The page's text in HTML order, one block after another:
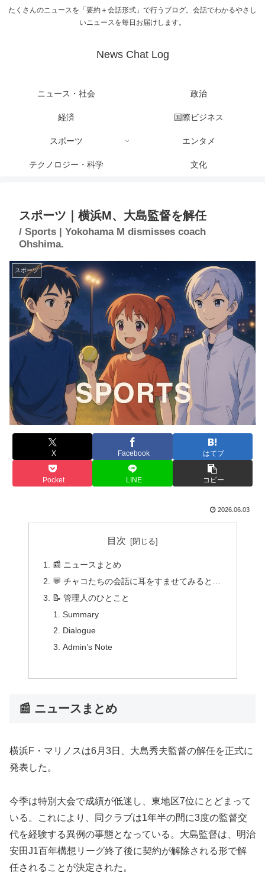
たくさんのニュースを「要約＋会話形式」で行うブログ。会話でわかるやさし
いニュースを毎日お届けします。
News Chat Log
ニュース・社会 政治
経済 国際ビジネス
スポーツ エンタメ
テクノロジー・科学 文化
スポーツ｜横浜M、大島監督を解任
/ Sports | Yokohama M dismisses coach
Ohshima.
スポーツ
X Facebook はてブ
Pocket LINE コピー
2026.06.03
目次
📰 ニュースまとめ
💬 チャコたちの会話に耳をすませてみると…
📝 管理人のひとこと
Summary
Dialogue
Admin’s Note
📰 ニュースまとめ
横浜F・マリノスは6月3日、大島秀夫監督の解任を正式に
発表した。
今季は特別大会で成績が低迷し、東地区7位にとどまって
いる。これにより、同クラブは1年半の間に3度の監督交
代を経験する異例の事態となっている。大島監督は、明治
安田J1百年構想リーグ終了後に契約が解除される形で解
任されることが決定された。